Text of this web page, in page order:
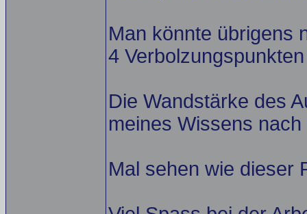
Man könnte übrigens
4
Die Wandstärke des
meines Wissens
Mal sehen wie dieser